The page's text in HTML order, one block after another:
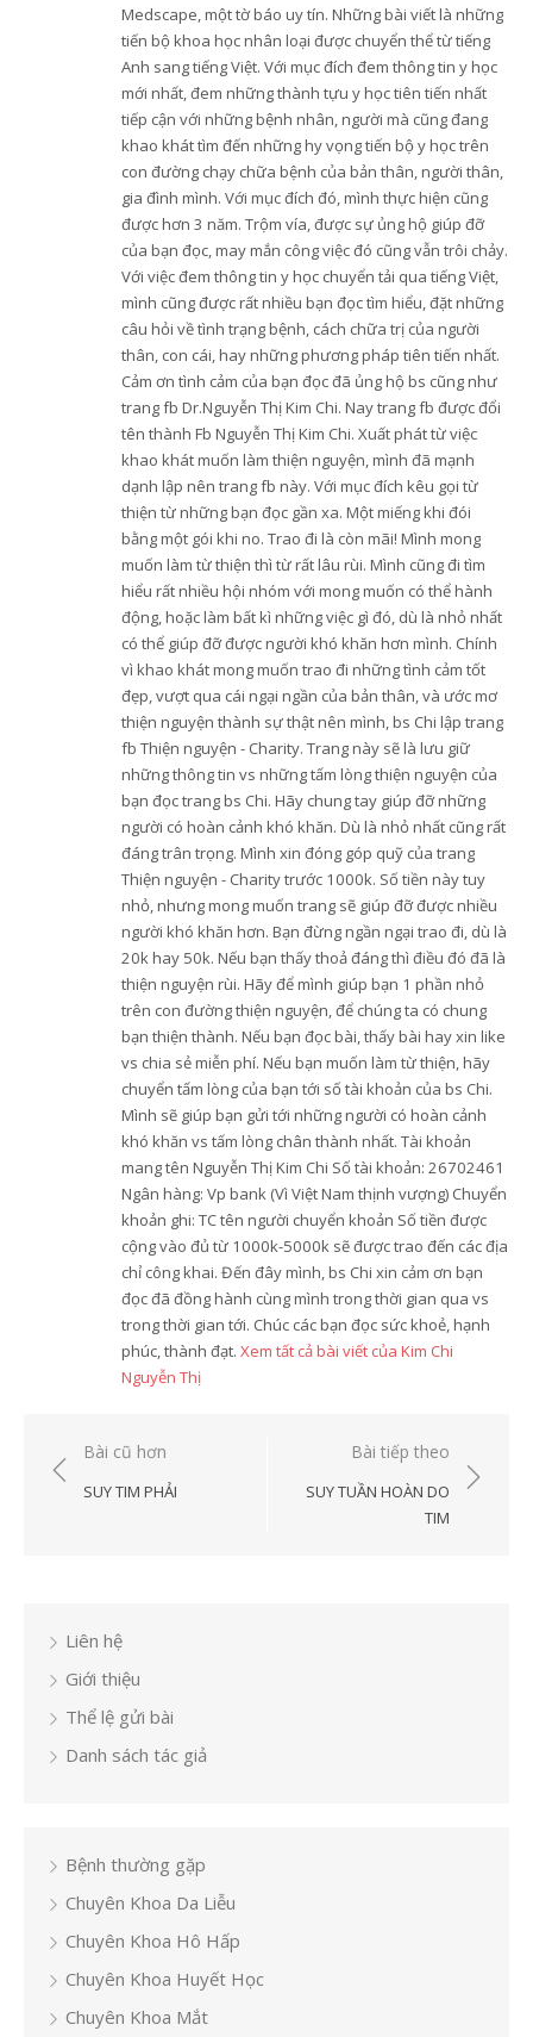
Medscape, một tờ báo uy tín. Những bài viết là những
tiến bộ khoa học nhân loại được chuyển thể từ tiếng
Anh sang tiếng Việt. Với mục đích đem thông tin y học
mới nhất, đem những thành tựu y học tiên tiến nhất
tiếp cận với những bệnh nhân, người mà cũng đang
khao khát tìm đến những hy vọng tiến bộ y học trên
con đường chạy chữa bệnh của bản thân, người thân,
gia đình mình. Với mục đích đó, mình thực hiện cũng
được hơn 3 năm. Trộm vía, được sự ủng hộ giúp đỡ
của bạn đọc, may mắn công việc đó cũng vẫn trôi chảy.
Với việc đem thông tin y học chuyển tải qua tiếng Việt,
mình cũng được rất nhiều bạn đọc tìm hiểu, đặt những
câu hỏi về tình trạng bệnh, cách chữa trị của người
thân, con cái, hay những phương pháp tiên tiến nhất.
Cảm ơn tình cảm của bạn đọc đã ủng hộ bs cũng như
trang fb Dr.Nguyễn Thị Kim Chi. Nay trang fb được đổi
tên thành Fb Nguyễn Thị Kim Chi. Xuất phát từ việc
khao khát muốn làm thiện nguyện, mình đã mạnh
dạnh lập nên trang fb này. Với mục đích kêu gọi từ
thiện từ những bạn đọc gần xa. Một miếng khi đói
bằng một gói khi no. Trao đi là còn mãi! Mình mong
muốn làm từ thiện thì từ rất lâu rùi. Mình cũng đi tìm
hiểu rất nhiều hội nhóm với mong muốn có thể hành
động, hoặc làm bất kì những việc gì đó, dù là nhỏ nhất
có thể giúp đỡ được người khó khăn hơn mình. Chính
vì khao khát mong muốn trao đi những tình cảm tốt
đẹp, vượt qua cái ngại ngần của bản thân, và ước mơ
thiện nguyện thành sự thật nên mình, bs Chi lập trang
fb Thiện nguyện - Charity. Trang này sẽ là lưu giữ
những thông tin vs những tấm lòng thiện nguyện của
bạn đọc trang bs Chi. Hãy chung tay giúp đỡ những
người có hoàn cảnh khó khăn. Dù là nhỏ nhất cũng rất
đáng trân trọng. Mình xin đóng góp quỹ của trang
Thiện nguyện - Charity trước 1000k. Số tiền này tuy
nhỏ, nhưng mong muốn trang sẽ giúp đỡ được nhiều
người khó khăn hơn. Bạn đừng ngần ngại trao đi, dù là
20k hay 50k. Nếu bạn thấy thoả đáng thì điều đó đã là
thiện nguyện rùi. Hãy để mình giúp bạn 1 phần nhỏ
trên con đường thiện nguyện, để chúng ta có chung
bạn thiện thành. Nếu bạn đọc bài, thấy bài hay xin like
vs chia sẻ miễn phí. Nếu bạn muốn làm từ thiện, hãy
chuyển tấm lòng của bạn tới số tài khoản của bs Chi.
Mình sẽ giúp bạn gửi tới những người có hoàn cảnh
khó khăn vs tấm lòng chân thành nhất. Tài khoản
mang tên Nguyễn Thị Kim Chi Số tài khoản: 26702461
Ngân hàng: Vp bank (Vì Việt Nam thịnh vượng) Chuyển
khoản ghi: TC tên người chuyển khoản Số tiền được
cộng vào đủ từ 1000k-5000k sẽ được trao đến các địa
chỉ công khai. Đến đây mình, bs Chi xin cảm ơn bạn
đọc đã đồng hành cùng mình trong thời gian qua vs
trong thời gian tới. Chúc các bạn đọc sức khoẻ, hạnh
phúc, thành đạt. Xem tất cả bài viết của Kim Chi
Nguyễn Thị
Điều
hướng
Bài cũ hơn
SUY TIM PHẢI
Bài tiếp theo
SUY TUẦN HOÀN DO
TIM
Liên hệ
Giới thiệu
Thể lệ gửi bài
Danh sách tác giả
Bệnh thường gặp
Chuyên Khoa Da Liễu
Chuyên Khoa Hô Hấp
Chuyên Khoa Huyết Học
Chuyên Khoa Mắt